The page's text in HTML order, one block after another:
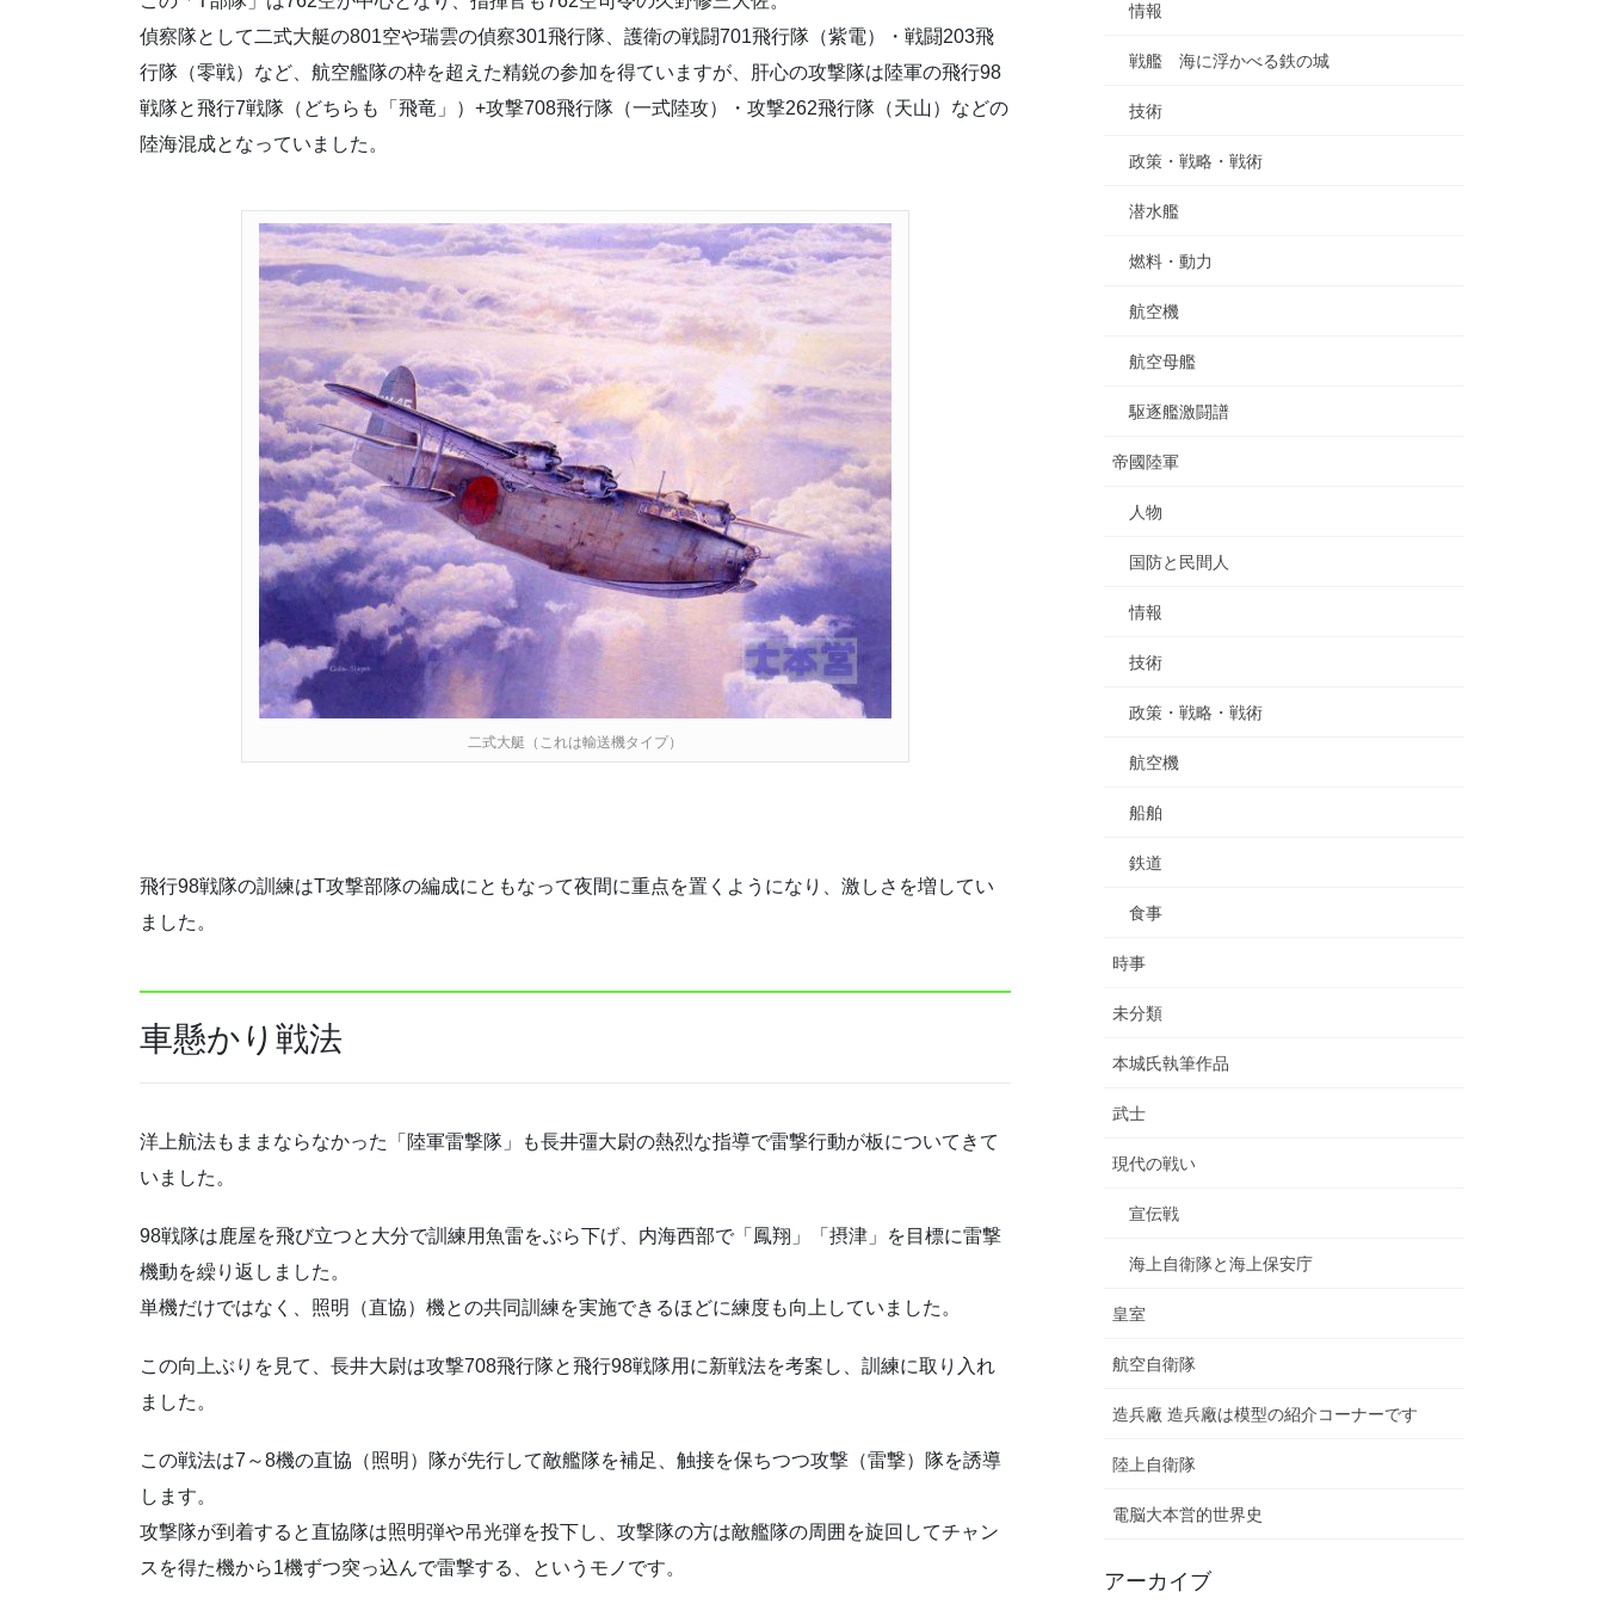
偵察隊として二式大艇の801空や瑞雲の偵察301飛行隊、護衛の戦闘701飛行隊（紫電）・戦闘203飛
行隊（零戦）など、航空艦隊の枠を超えた精鋭の参加を得ていますが、肝心の攻撃隊は陸軍の飛行98
戦隊と飛行7戦隊（どちらも「飛竜」）+攻撃708飛行隊（一式陸攻）・攻撃262飛行隊（天山）などの
陸海混成となっていました。
二式大艇（これは輸送機タイプ）
飛行98戦隊の訓練はT攻撃部隊の編成にともなって夜間に重点を置くようになり、激しさを増してい
ました。
車懸かり戦法
洋上航法もままならなかった「陸軍雷撃隊」も長井彊大尉の熱烈な指導で雷撃行動が板についてきて
いました。
98戦隊は鹿屋を飛び立つと大分で訓練用魚雷をぶら下げ、内海西部で「鳳翔」「摂津」を目標に雷撃
機動を繰り返しました。
単機だけではなく、照明（直協）機との共同訓練を実施できるほどに練度も向上していました。
この向上ぶりを見て、長井大尉は攻撃708飛行隊と飛行98戦隊用に新戦法を考案し、訓練に取り入れ
ました。
この戦法は7～8機の直協（照明）隊が先行して敵艦隊を補足、触接を保ちつつ攻撃（雷撃）隊を誘導
します。
攻撃隊が到着すると直協隊は照明弾や吊光弾を投下し、攻撃隊の方は敵艦隊の周囲を旋回してチャン
スを得た機から1機ずつ突っ込んで雷撃する、というモノです。
情報
戦艦 海に浮かべる鉄の城
技術
政策・戦略・戦術
潜水艦
燃料・動力
航空機
航空母艦
駆逐艦激闘譜
帝國陸軍
人物
国防と民間人
情報
技術
政策・戦略・戦術
航空機
船舶
鉄道
食事
時事
未分類
本城氏執筆作品
武士
現代の戦い
宣伝戦
海上自衛隊と海上保安庁
皇室
航空自衛隊
造兵廠 造兵廠は模型の紹介コーナーです
陸上自衛隊
電脳大本営的世界史
アーカイブ